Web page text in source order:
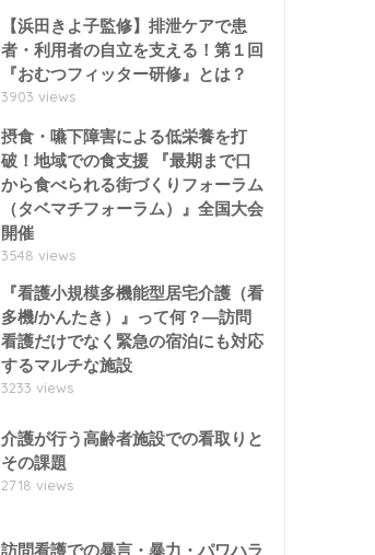
【浜田きよ子監修】排泄ケアで患
者・利用者の自立を支える！第１回
『おむつフィッター研修』とは？
3903 views
摂食・嚥下障害による低栄養を打
破！地域での食支援 『最期まで口
から食べられる街づくりフォーラム
（タベマチフォーラム）』全国大会
開催
3548 views
『看護小規模多機能型居宅介護（看
多機/かんたき）』って何？―訪問
看護だけでなく緊急の宿泊にも対応
するマルチな施設
3233 views
介護が行う高齢者施設での看取りと
その課題
2718 views
訪問看護での暴言・暴力・パワハラ